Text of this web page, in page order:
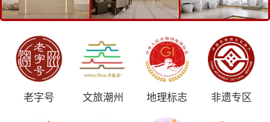
老字号 文旅潮州 地理标志 非遗专区